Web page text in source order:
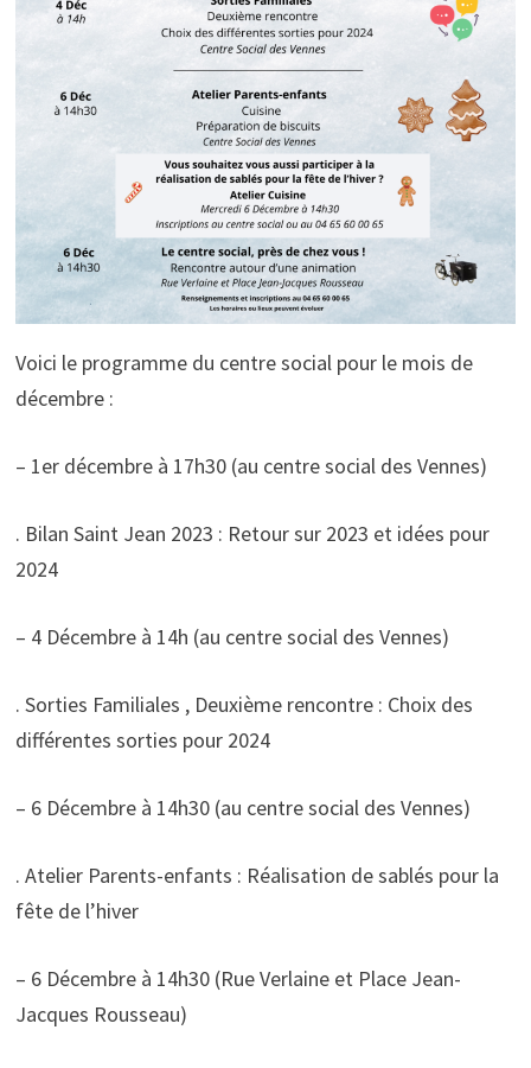
Voici le programme du centre social pour le mois de
décembre :
– 1er décembre à 17h30 (au centre social des Vennes)
. Bilan Saint Jean 2023 : Retour sur 2023 et idées pour
2024
– 4 Décembre à 14h (au centre social des Vennes)
. Sorties Familiales , Deuxième rencontre : Choix des
différentes sorties pour 2024
– 6 Décembre à 14h30 (au centre social des Vennes)
. Atelier Parents-enfants : Réalisation de sablés pour la
fête de l’hiver
– 6 Décembre à 14h30 (Rue Verlaine et Place Jean-
Jacques Rousseau)